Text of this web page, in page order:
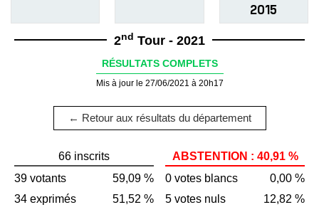
2015
2nd Tour - 2021
RÉSULTATS COMPLETS
Mis à jour le 27/06/2021 à 20h17
← Retour aux résultats du département
66 inscrits
39 votants
59,09 %
34 exprimés
51,52 %
ABSTENTION : 40,91 %
0 votes blancs
0,00 %
5 votes nuls
12,82 %